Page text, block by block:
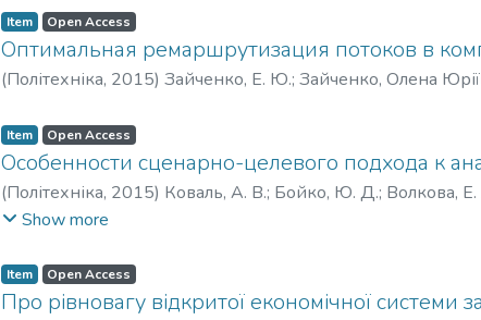
Item Open Access
Оптимальная ремаршрутизация потоков в
(Політехніка, 2015) Зайченко, Е. Ю.; Зайченко, Олена
Item Open Access
Особенности сценарно-целевого подхода к
(Політехніка, 2015) Коваль, А. В.; Бойко, Ю. Д.; Волкова,
Дмитрович;Волкова, Катерина Алімівна
Show more
Item Open Access
Про рівновагу відкритої економічної системи